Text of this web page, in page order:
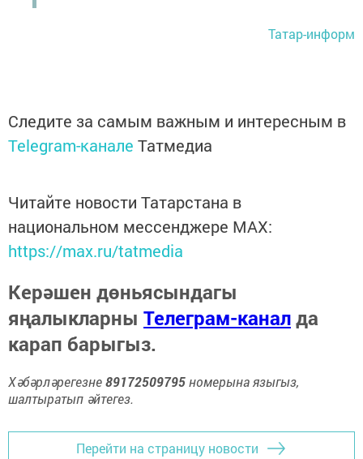
Татар-информ
Следите за самым важным и интересным в
Telegram-канале Татмедиа
Читайте новости Татарстана в
национальном мессенджере MАХ:
https://max.ru/tatmedia
Керәшен дөньясындагы
яңалыкларны Телеграм-каналда
карап барыгыз.
Хәбәрләрегезне89172509795номерына языгыз,
шалтыратып әйтегез.
Перейти на страницу новости